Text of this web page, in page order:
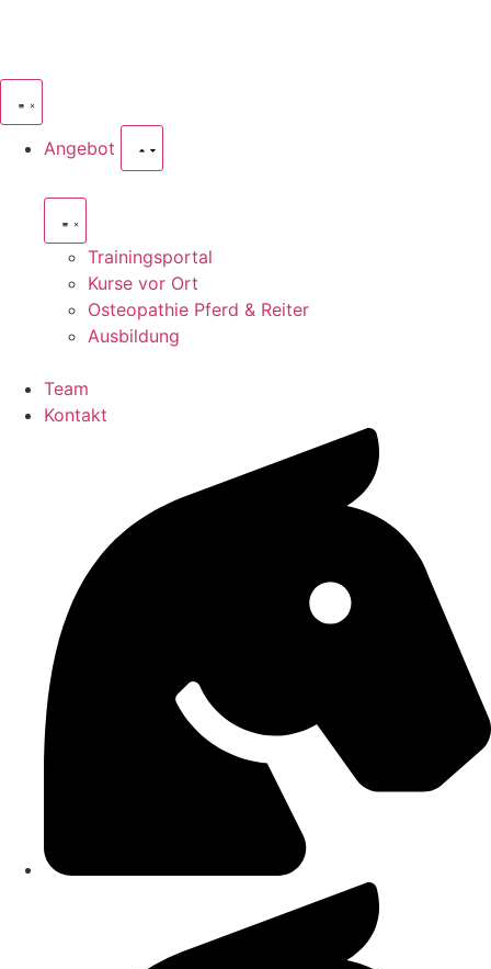
Angebot
Trainingsportal
Kurse vor Ort
Osteopathie Pferd & Reiter
Ausbildung
Team
Kontakt